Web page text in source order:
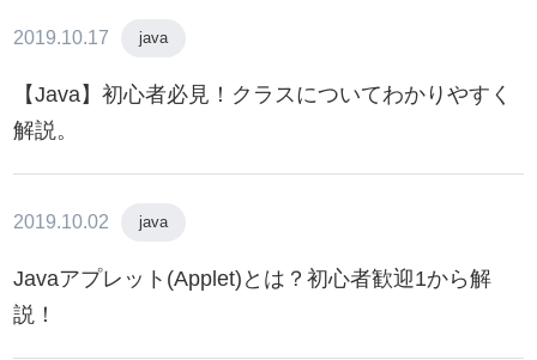
2019.10.17 java
【Java】初心者必見！クラスについてわかりやすく
解説。
2019.10.02 java
Javaアプレット(Applet)とは？初心者歓迎1から解
説！